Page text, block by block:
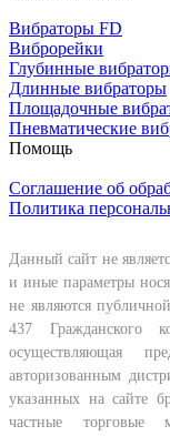
Вибраторы FD
Виброрейки
Глубинные
Длинные вибраторы
Площадочные
Пневматические
Помощь
Соглашение об
Политика
Данный сайт не
и иные параметры
не являются
437 Гражданского
осуществляющая
авторизованным
указанных на сайте
частные торговые